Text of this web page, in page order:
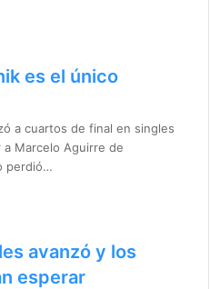
es el único
a cuartos de final en singles
Marcelo Aguirre de
perdió…
avanzó y los
esperar